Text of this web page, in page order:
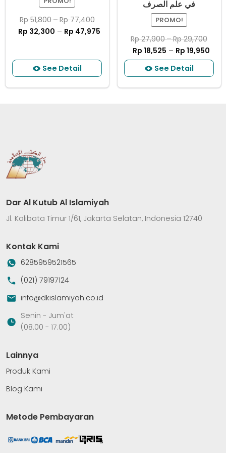
Rp51,800–Rp77,400
Rp 32,300 – Rp 47,975
See Detail
ﻓﻲ ﻋﻠﻢ ﺍﻟﺼﺮﻑ
PROMO!
Rp27,900–Rp29,700
Rp 18,525 – Rp 19,950
See Detail
Dar Al Kutub Al Islamiyah
Jl. Kalibata Timur 1/61, Jakarta Selatan, Indonesia 12740
Kontak Kami
6285959521565
(021) 79197124
info@dkislamiyah.co.id
Senin - Jum'at
(08.00 - 17.00)
Lainnya
Produk Kami
Blog Kami
Metode Pembayaran